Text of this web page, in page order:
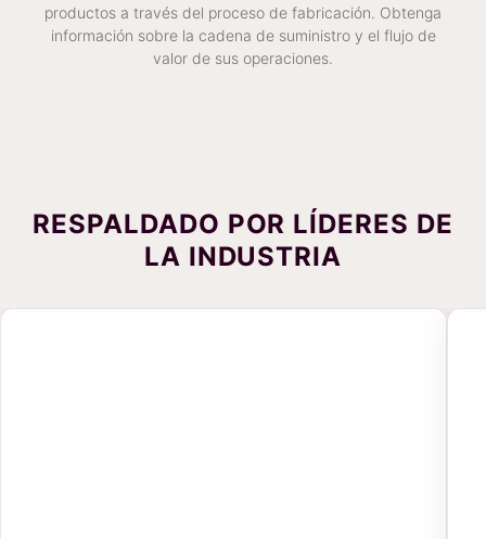
productos a través del proceso de fabricación. Obtenga
información sobre la cadena de suministro y el flujo de
valor de sus operaciones.
RESPALDADO POR LÍDERES DE
LA INDUSTRIA